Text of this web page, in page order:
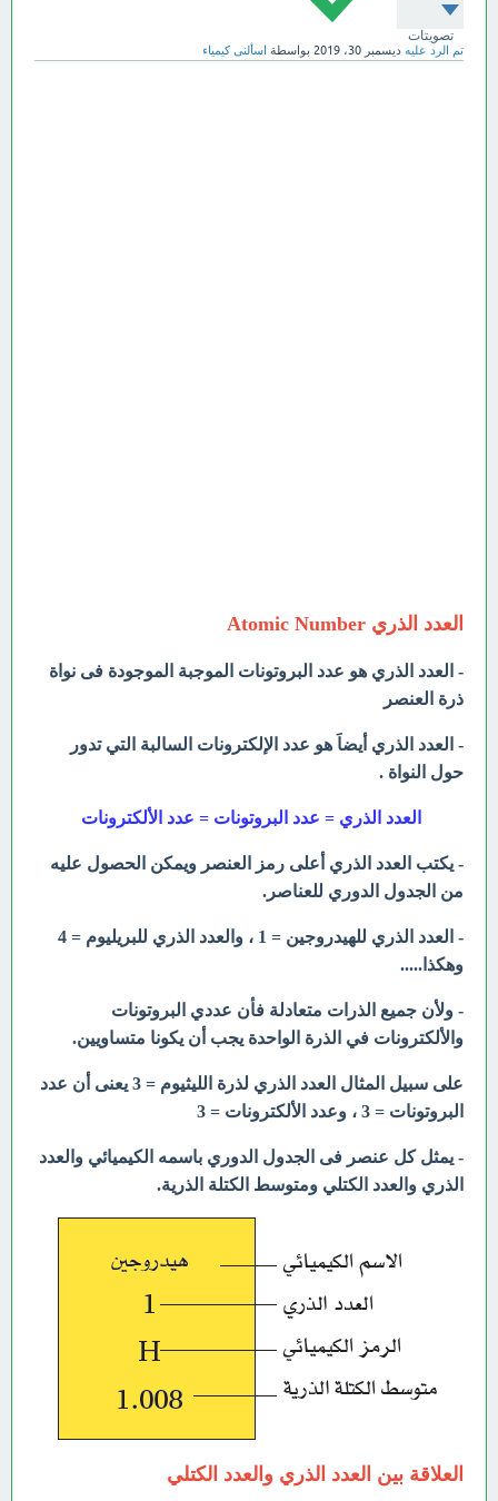
تصويتات
تم الرد عليه ديسمبر 30، 2019 بواسطة اسألنى كيمياء
العدد الذري Atomic Number
- العدد الذري هو عدد البروتونات الموجبة الموجودة فى نواة
ذرة العنصر
- العدد الذري أيضاَ هو عدد الإلكترونات السالبة التي تدور
حول النواة .
العدد الذري = عدد البروتونات = عدد الألكترونات
- يكتب العدد الذري أعلى رمز العنصر ويمكن الحصول عليه
من الجدول الدوري للعناصر.
- العدد الذري للهيدروجين = 1 ، والعدد الذري للبريليوم = 4
وهكذا.....
- ولأن جميع الذرات متعادلة فأن عددي البروتونات
والألكترونات في الذرة الواحدة يجب أن يكونا متساويين.
على سبيل المثال العدد الذري لذرة الليثيوم = 3 يعنى أن عدد
البروتونات = 3 ، وعدد الألكترونات = 3
- يمثل كل عنصر فى الجدول الدوري باسمه الكيميائي والعدد
الذري والعدد الكتلي ومتوسط الكتلة الذرية.
العلاقة بين العدد الذري والعدد الكتلي